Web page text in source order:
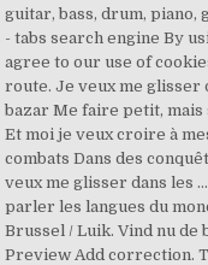
guitar, bass, drum, piano,
- tabs search engine By
agree to our use of
route. Je veux me
bazar Me faire petit,
Et moi je veux croire à
combats Dans des
veux me glisser dans les
parler les langues du
Brussel / Luik. Vind nu
Preview Add correction.